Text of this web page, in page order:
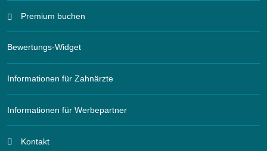
Premium buchen
Bewertungs-Widget
Informationen für Zahnärzte
Informationen für Werbepartner
Kontakt